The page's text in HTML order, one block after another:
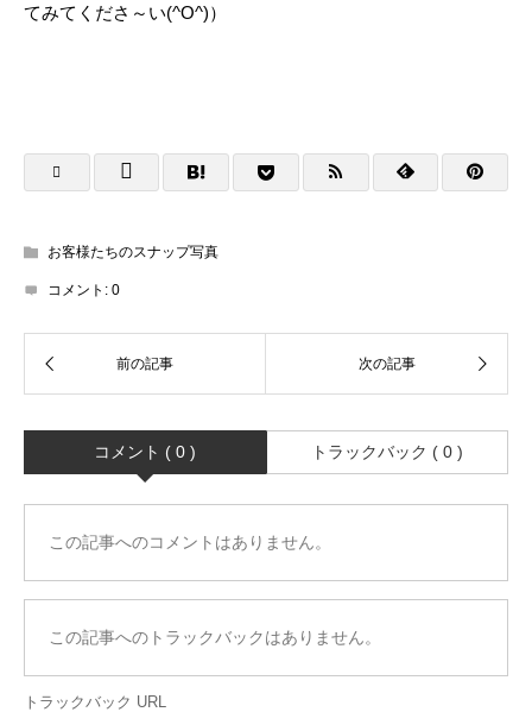
てみてくださ～い(^O^)）
お客様たちのスナップ写真
コメント: 0
コメント ( 0 ) トラックバック ( 0 )
この記事へのコメントはありません。
この記事へのトラックバックはありません。
トラックバック URL